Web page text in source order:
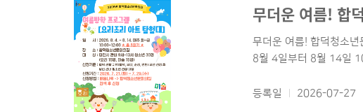
무더운 여름! 합
무더운 여름! 합덕청소
8월 4일부터 8월 14일
등록일 2026-07-27